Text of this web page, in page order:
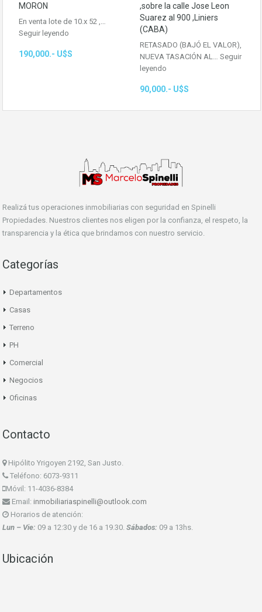
MORON
En venta lote de 10.x 52 ,…
Seguir leyendo
190,000.- U$S
,sobre la calle Jose Leon
Suarez al 900 ,Liniers
(CABA)
RETASADO (BAJÓ EL VALOR),
NUEVA TASACIÓN AL… Seguir
leyendo
90,000.- U$S
Realizá tus operaciones inmobiliarias con seguridad en Spinelli
Propiedades. Nuestros clientes nos eligen por la confianza, el respeto, la
transparencia y la ética que brindamos con nuestro servicio.
Categorías
Departamentos
Casas
Terreno
PH
Comercial
Negocios
Oficinas
Contacto
Hipólito Yrigoyen 2192, San Justo.
Teléfono: 6073-9311
Móvil: 11-4036-8384
Email: inmobiliariaspinelli@outlook.com
Horarios de atención:
Lun – Vie: 09 a 12:30 y de 16 a 19.30. Sábados: 09 a 13hs.
Ubicación